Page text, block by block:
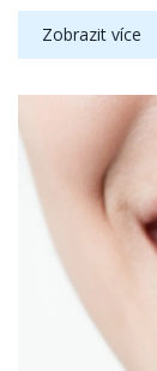
Zobrazit více